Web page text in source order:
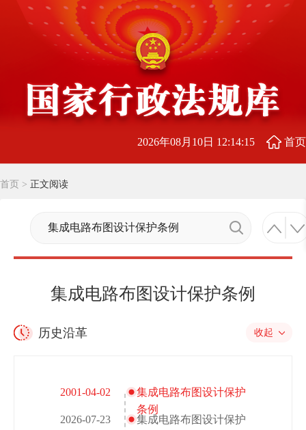
2026年08月10日 12:14:16 首页
首页 > 正文阅读
集成电路布图设计保护条例
历史沿革 收起
2001-04-02
2026-07-23
集成电路布图设计保护
条例
集成电路布图设计保护